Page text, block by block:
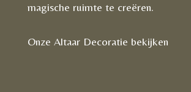
magische ruimte te creëren.
Onze Altaar Decoratie bekijken